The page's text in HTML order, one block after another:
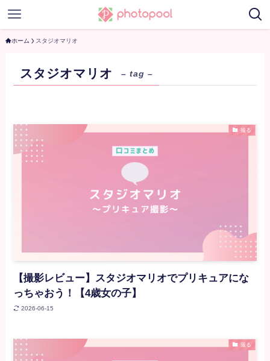
ホーム スタジオマリオ
スタジオマリオ – tag –
撮る
【撮影レビュー】スタジオマリオでプリキュアにな
っちゃおう！【4歳女の子】
2026-06-15
撮る